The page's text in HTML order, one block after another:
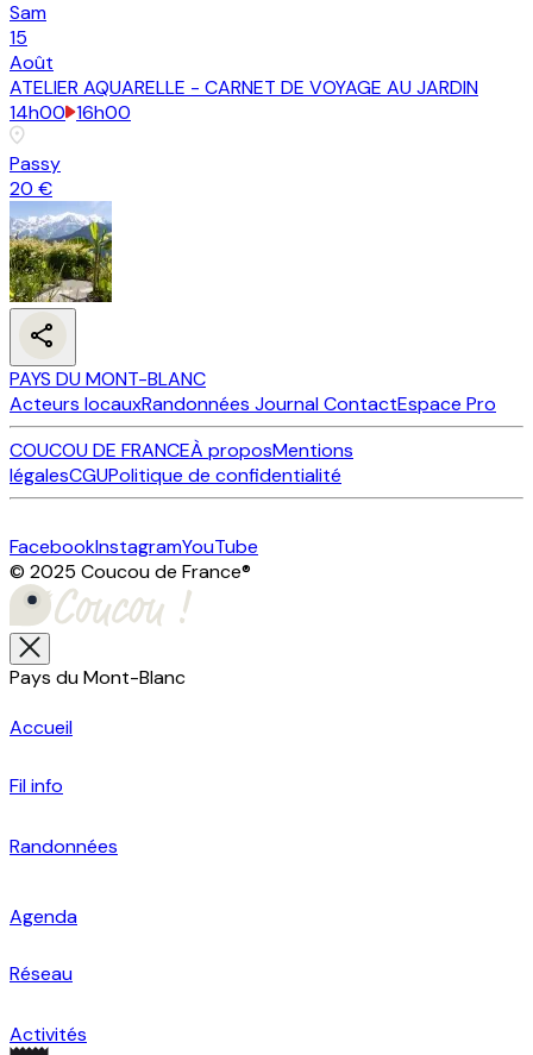
Sam
15
Août
ATELIER AQUARELLE - CARNET DE VOYAGE AU JARDIN
14h00 16h00
Passy
20 €
PAYS DU MONT-BLANC
Acteurs locauxRandonnées JournalContactEspace Pro
COUCOU DE FRANCEÀ proposMentions
légalesCGUPolitique de confidentialité
FacebookInstagramYouTube
© 2025 Coucou de France®
Pays du Mont-Blanc
Accueil
Fil info
Randonnées
Agenda
Réseau
Activités